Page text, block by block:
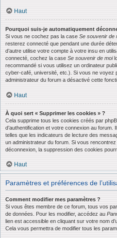
Haut
Pourquoi suis-je automatiquement
Si vous ne cochez pas la case Se souvenir de
resterez connecté que pendant une durée
d’autre utilise votre compte à votre insu en
connecté, cochez la case Se souvenir de moi
recommandé si vous utilisez un ordinateur
cyber-café, université, etc.). Si vous ne voyez
administrateur du forum a désactivé cette
Haut
À quoi sert « Supprimer les cookies » ?
Cela supprime tous les cookies créés par
d’authentification et votre connexion au
telles que les indicateurs de lecture des
un administrateur du forum. Si vous
déconnexion, la suppression des cookies
Haut
Paramètres et préférences de
Comment modifier mes paramètres ?
Si vous êtes membre de ce forum, tous vos
de données. Pour les modifier, accédez au
lien est accessible en cliquant sur votre nom
Cela vous permettra de modifier tous les